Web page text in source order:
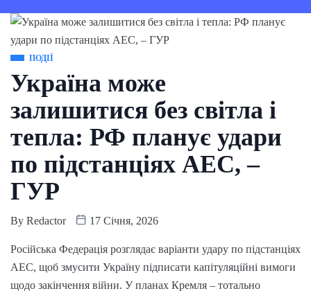
ПОДІЇ
Україна може
залишитися без світла і
тепла: РФ планує удари
по підстанціях АЕС, –
ГУР
By Redactor 17 Січня, 2026
Російська Федерація розглядає варіанти удару по підстанціях
АЕС, щоб змусити Україну підписати капітуляційні вимоги
щодо закінчення війни. У планах Кремля – тотально